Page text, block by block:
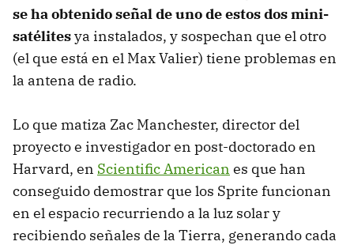
se ha obtenido señal de uno de estos dos mini-
satélitesya instalados, y sospechan que el otro
(el que está en el Max Valier) tiene problemas en
la antena de radio.
Lo que matiza Zac Manchester, director del
proyecto e investigador en post-doctorado en
Harvard, en Scientific American es que han
conseguido demostrar que los Sprite funcionan
en el espacio recurriendo a la luz solar y
recibiendo señales de la Tierra, generando cada